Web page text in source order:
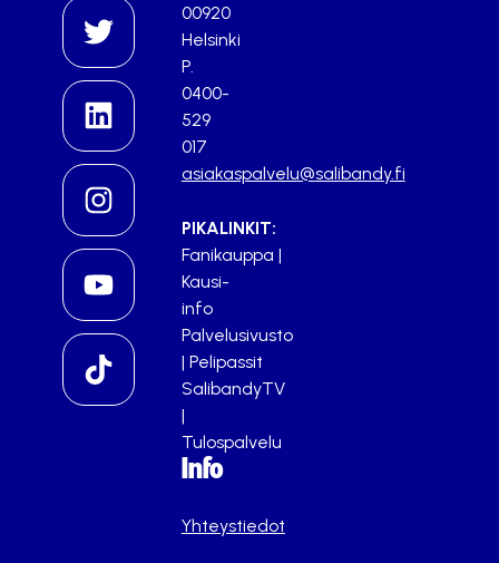
00920
Helsinki
P.
0400-
529
017
asiakaspalvelu@salibandy.fi
PIKALINKIT:
Fanikauppa |
Kausi-
info
Palvelusivusto
| Pelipassit
SalibandyTV
|
Tulospalvelu
Info
Yhteystiedot